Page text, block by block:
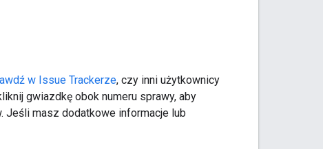
w Issue Trackerze, czy inni użytkownicy
gwiazdkę obok numeru sprawy, aby
Jeśli masz dodatkowe informacje lub